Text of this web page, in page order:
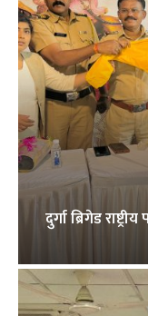
दुर्गा ब्रिगेड